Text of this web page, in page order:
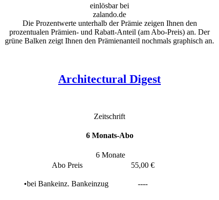
einlösbar bei
zalando.de
Die Prozentwerte unterhalb der Prämie zeigen Ihnen den
prozentualen Prämien- und Rabatt-Anteil (am Abo-Preis) an. Der
grüne Balken zeigt Ihnen den Prämienanteil nochmals graphisch an.
Architectural Digest
Zeitschrift
6 Monats-Abo
6 Monate
Abo Preis
55,00 €
•bei Bankeinz. Bankeinzug ----